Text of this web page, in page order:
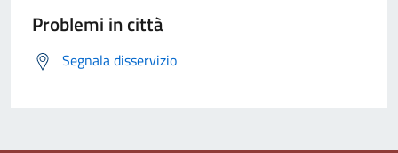
Problemi in città
Segnala disservizio